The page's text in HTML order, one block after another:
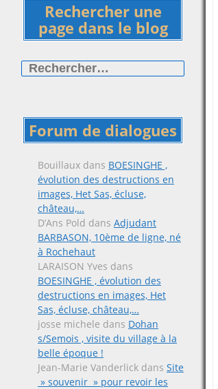
Rechercher une
page dans le blog
Forum de dialogues
Bouillaux dans BOESINGHE ,
évolution des destructions en
images, Het Sas, écluse,
château,…
D’Ans Pold dans Adjudant
BARBASON, 10ème de ligne, né
à Rochehaut
LARAISON Yves dans
BOESINGHE , évolution des
destructions en images, Het
Sas, écluse, château,…
josse michele dans Dohan
s/Semois , visite du village à la
belle époque !
Jean-Marie Vanderlick dans Site
» souvenir » pour revoir les